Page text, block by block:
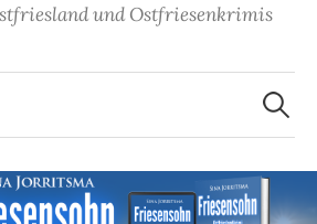
und Ostfriesenkrimis
Suchen
nach: